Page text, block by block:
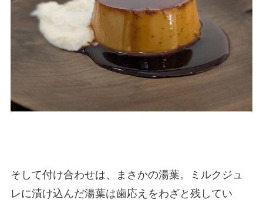
そして付け合わせは、まさかの湯葉。ミルクジュ
レに漬け込んだ湯葉は歯応えをわざと残してい